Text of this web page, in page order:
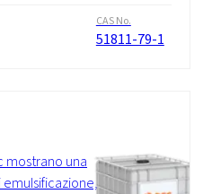
CAS No.
51811-79-1
mostrano una